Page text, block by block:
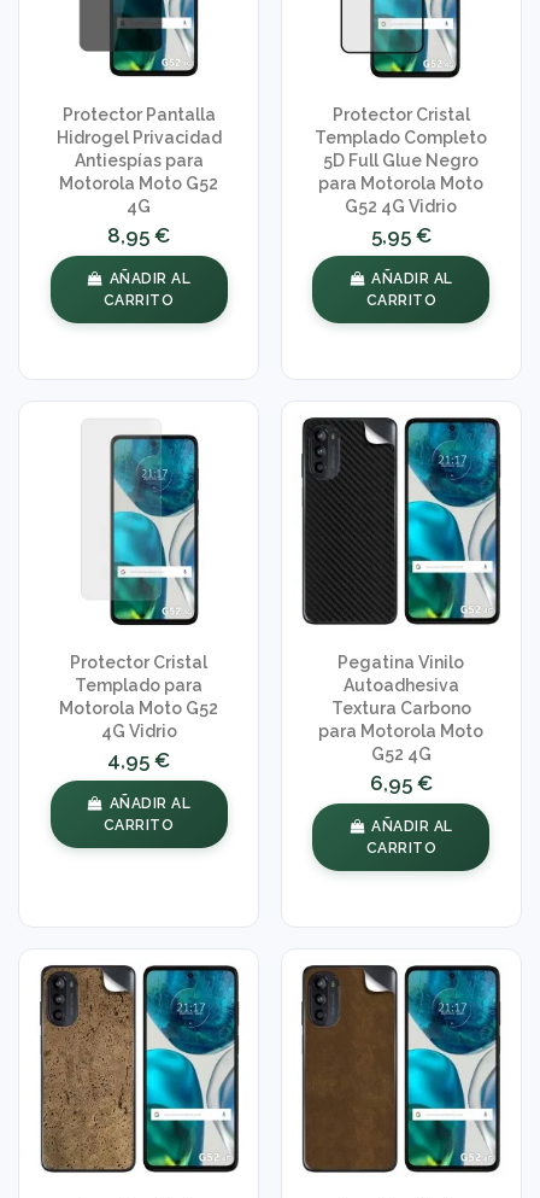
Protector Pantalla
Hidrogel Privacidad
Antiespías para
Motorola Moto G52
4G
8,95 €
AÑADIR AL
CARRITO
Protector Cristal
Templado Completo
5D Full Glue Negro
para Motorola Moto
G52 4G Vidrio
5,95 €
AÑADIR AL
CARRITO
Protector Cristal
Templado para
Motorola Moto G52
4G Vidrio
4,95 €
AÑADIR AL
CARRITO
Pegatina Vinilo
Autoadhesiva
Textura Carbono
para Motorola Moto
G52 4G
6,95 €
AÑADIR AL
CARRITO